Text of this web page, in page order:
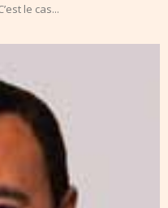
le cas...